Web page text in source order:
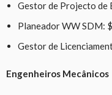
Gestor de Projecto de
Planeador WW SDM:
Gestor de
Engenheiros Mecânicos